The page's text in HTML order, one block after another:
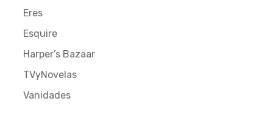
Eres
Esquire
Harper’s Bazaar
TVyNovelas
Vanidades